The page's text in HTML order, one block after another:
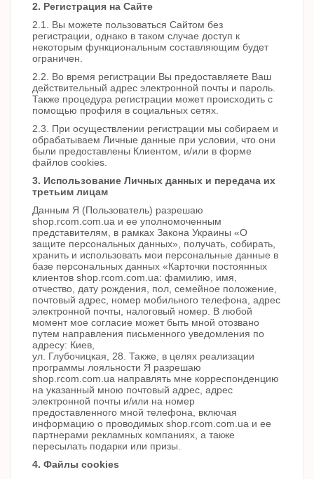
2. Регистрация на Сайте
2.1. Вы можете пользоваться Сайтом без
регистрации, однако в таком случае доступ к
некоторым функциональным составляющим будет
ограничен.
2.2. Во время регистрации Вы предоставляете Ваш
действительный адрес электронной почты и пароль.
Также процедура регистрации может происходить с
помощью профиля в социальных сетях.
2.3. При осуществлении регистрации мы собираем и
обрабатываем Личные данные при условии, что они
были предоставлены Клиентом, и/или в форме
файлов cookies.
3. Использование Личных данных и передача их
третьим лицам
Данным Я (Пользователь) разрешаю
shop.rcom.com.ua и ее уполномоченным
представителям, в рамках Закона Украины «О
защите персональных данных», получать, собирать,
хранить и использовать мои персональные данные в
базе персональных данных «Карточки постоянных
клиентов shop.rcom.com.ua: фамилию, имя,
отчество, дату рождения, пол, семейное положение,
почтовый адрес, номер мобильного телефона, адрес
электронной почты, налоговый номер. В любой
момент мое согласие может быть мной отозвано
путем направления письменного уведомления по
адресу: Киев,
ул. Глубочицкая, 28. Также, в целях реализации
программы лояльности Я разрешаю
shop.rcom.com.ua направлять мне корреспонденцию
на указанный мною почтовый адрес, адрес
электронной почты и/или на номер
предоставленного мной телефона, включая
информацию о проводимых shop.rcom.com.ua и ее
партнерами рекламных компаниях, а также
пересылать подарки или призы.
4. Файлы сookies